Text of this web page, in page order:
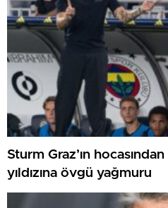
Sturm Graz’ın
yıldızına övgü yağmuru